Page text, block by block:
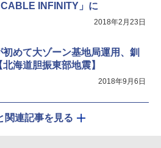
CABLE INFINITY」に
2018年2月23日
初めて大ゾーン基地局運用、釧
海道胆振東部地震】
2018年9月6日
関連記事を見る